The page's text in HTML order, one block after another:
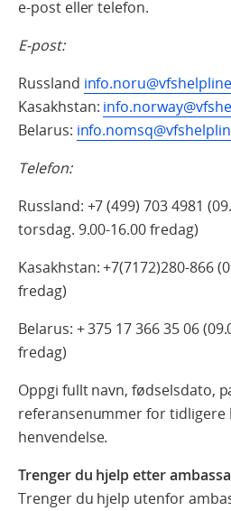
e-post eller telefon.
E-post:
Russland
Kasakhstan:
Belarus:
Telefon:
Russland: +7 (499) 703 4981
torsdag. 9.00-16.00 fredag)
Kasakhstan: +7(7172)280-866
fredag)
Belarus: + 375 17 366 35 06
fredag)
Oppgi fullt navn, fødselsdato,
referansenummer for tidligere
henvendelse.
Trenger du hjelp etter
Trenger du hjelp utenfor